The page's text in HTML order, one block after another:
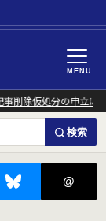
MENU
削除仮処分の申立につ
検索
@